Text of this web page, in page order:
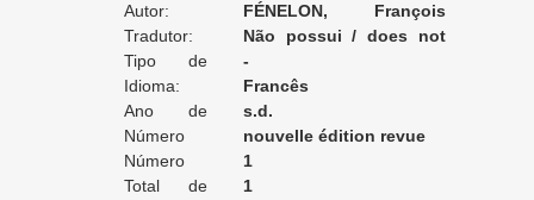
Télémaque, suivies des
aventures d’Aristonous
Autor:
FÉNELON, François
Salignac de La Mothe
Tradutor:
Não possui / does not
apply / ne posséde pas
Tipo de
Tradução:
-
Idioma:
Francês
Ano de
Edição:
s.d.
Número
da Edição:
nouvelle édition revue
Número
do Volume:
1
Total de
1